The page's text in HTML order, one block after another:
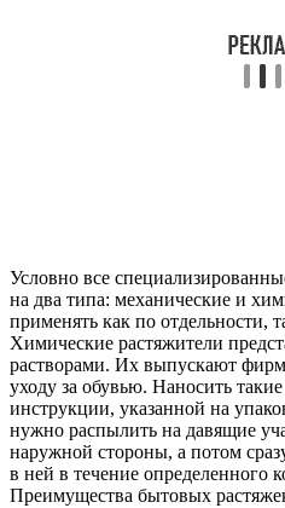
Условно все
на два типа: механические и
применять как по отдельности,
Химические растяжители
растворами. Их выпускают
уходу за обувью. Наносить
инструкции, указанной на
нужно распылить на давящие
наружной стороны, а потом
в ней в течение определенного
Преимущества бытовых